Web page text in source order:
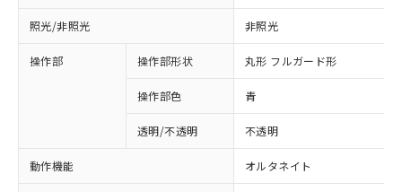
照光/非照光 非照光
操作部 操作部形状 丸形 フルガード形
操作部色 青
透明/不透明 不透明
動作機能 オルタネイト